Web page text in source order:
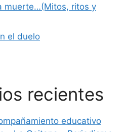
muerte…(Mitos, ritos y
el duelo
recientes
educativo